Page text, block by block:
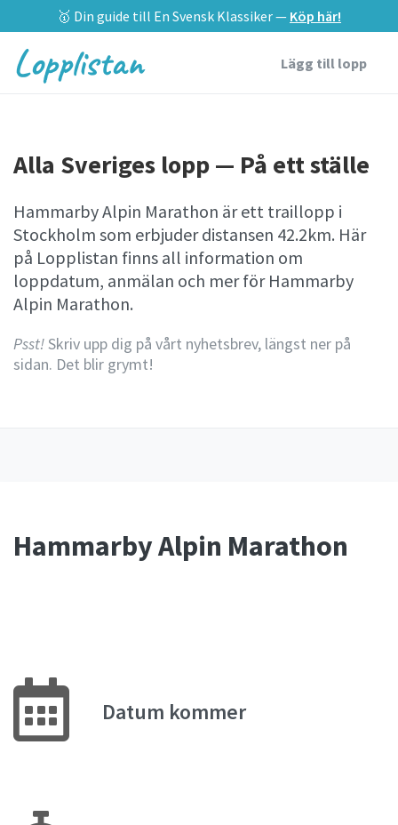
🥇 Din guide till En Svensk Klassiker — Köp här!
Lopplistan Lägg till lopp
Alla Sveriges lopp — På ett ställe
Hammarby Alpin Marathon är ett traillopp i
Stockholm som erbjuder distansen 42.2km. Här
på Lopplistan finns all information om
loppdatum, anmälan och mer för Hammarby
Alpin Marathon.
Psst!Skriv upp dig på vårt nyhetsbrev, längst ner på
sidan. Det blir grymt!
Hammarby Alpin Marathon
Datum kommer